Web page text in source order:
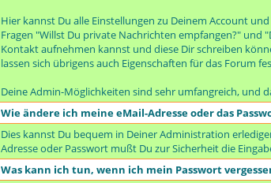
Hier kannst Du alle Einstellungen zu Deinem Account
Fragen "Willst Du private Nachrichten empfangen?" und
Kontakt aufnehmen kannst und diese Dir schreiben
lassen sich übrigens auch Eigenschaften für das Forum
Deine Admin-Möglichkeiten sind sehr umfangreich, und
Wie ändere ich meine eMail-Adresse oder das
Dies kannst Du bequem in Deiner Administration
Adresse oder Passwort mußt Du zur Sicherheit die
Was kann ich tun, wenn ich mein Passwort